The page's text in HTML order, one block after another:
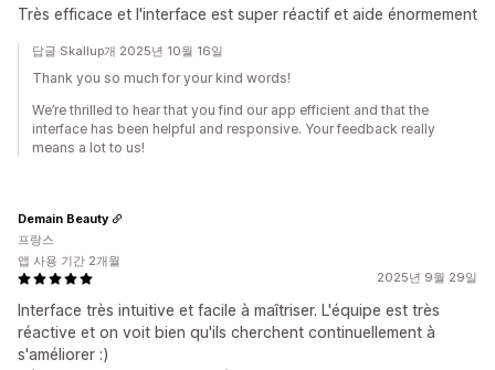
Très efficace et l'interface est super réactif et aide énormement
답글 Skallup개 2025년 10월 16일
Thank you so much for your kind words!
We’re thrilled to hear that you find our app efficient and that the
interface has been helpful and responsive. Your feedback really
means a lot to us!
2025년 9월 29일
Interface très intuitive et facile à maîtriser. L'équipe est très
réactive et on voit bien qu'ils cherchent continuellement à
s'améliorer :)
Demain Beauty
프랑스
앱 사용 기간 2개월